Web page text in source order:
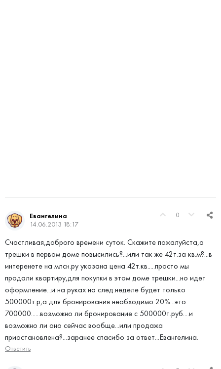
0
Евангелина
14.06.2013 18:17
Счастливая,доброго времени суток. Скажите пожалуйста,а
трешки в первом доме повысились?...или так же 42т.за кв.м?...в
интеренете на млсн.ру указана цена 42т.кв.....просто мы
продали квартиру,для покупки в этом доме трешки...но идет
оформление...и на руках на след.неделе будет только
500000т.р,а для бронирования необходимо 20%...это
700000......возможно ли бронирование с 500000т.руб....и
возможно ли оно сейчас вообще...или продажа
приостановлена?...заранее спасибо за ответ...Евангелина.
Ответить